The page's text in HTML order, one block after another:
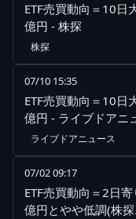
ETF売買動向＝10日
億円 - 株探
株探
07/10 15:35
ETF売買動向＝10日
億円 - ライブドアニ
ライブドアニュース
07/02 09:17
ETF売買動向＝2日
億円とやや低調(株